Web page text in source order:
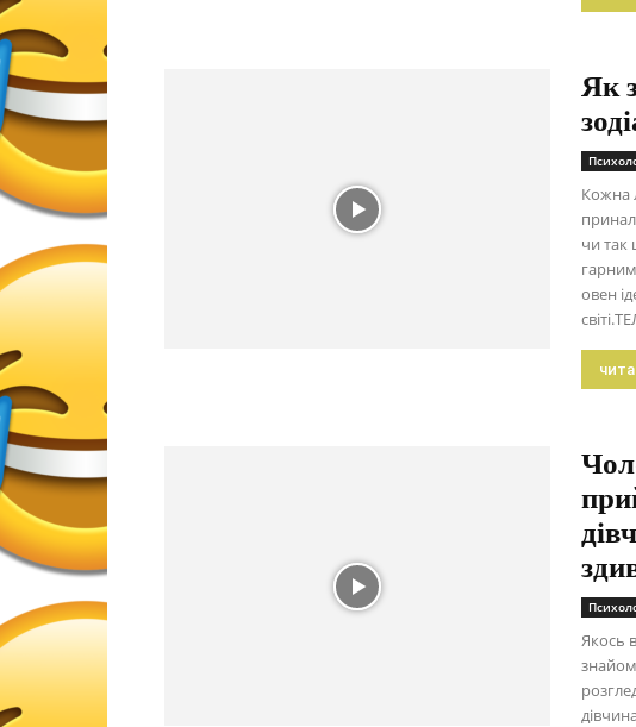
Як
Кожна
чи так
овен
Якось